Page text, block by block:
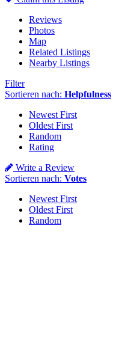
Reviews
Photos
Map
Related Listings
Nearby Listings
Filter
Sortieren nach: Helpfulness
Newest First
Oldest First
Random
Rating
Write a Review
Sortieren nach: Votes
Newest First
Oldest First
Random